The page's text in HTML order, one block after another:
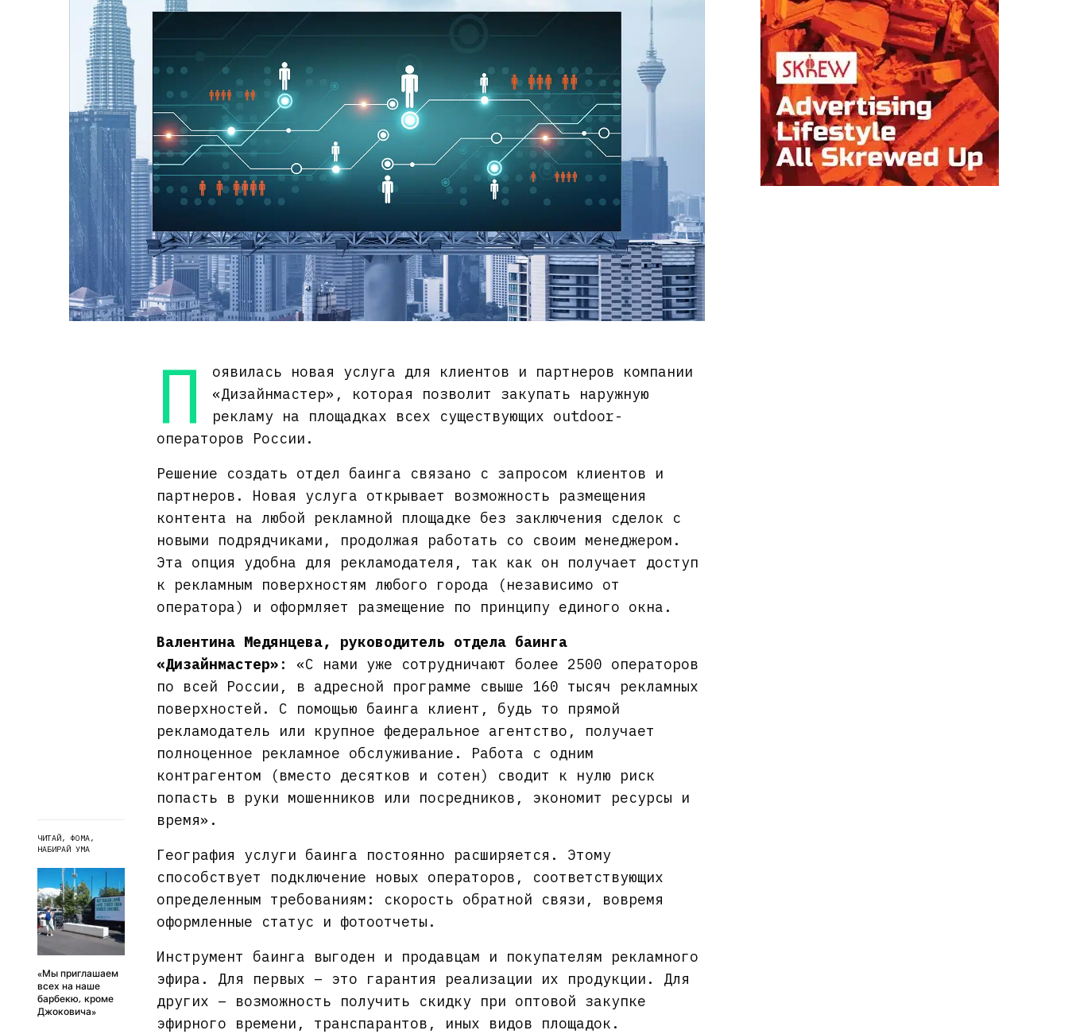
ЧИТАЙ, ФОМА,
НАБИРАЙ УМА
«Мы приглашаем
всех на наше
барбекю, кроме
Джоковича»
П
оявилась новая услуга для клиентов и партнеров компании
«Дизайнмастер», которая позволит закупать наружную
рекламу на площадках всех существующих outdoor-
операторов России.
Решение создать отдел баинга связано с запросом клиентов и
партнеров. Новая услуга открывает возможность размещения
контента на любой рекламной площадке без заключения сделок с
новыми подрядчиками, продолжая работать со своим менеджером.
Эта опция удобна для рекламодателя, так как он получает доступ
к рекламным поверхностям любого города (независимо от
оператора) и оформляет размещение по принципу единого окна.
Валентина Медянцева, руководитель отдела баинга
«Дизайнмастер» : «С нами уже сотрудничают более 2500 операторов
по всей России, в адресной программе свыше 160 тысяч рекламных
поверхностей. С помощью баинга клиент, будь то прямой
рекламодатель или крупное федеральное агентство, получает
полноценное рекламное обслуживание. Работа с одним
контрагентом (вместо десятков и сотен) сводит к нулю риск
попасть в руки мошенников или посредников, экономит ресурсы и
время».
География услуги баинга постоянно расширяется. Этому
способствует подключение новых операторов, соответствующих
определенным требованиям: скорость обратной связи, вовремя
оформленные статус и фотоотчеты.
Инструмент баинга выгоден и продавцам и покупателям рекламного
эфира. Для первых – это гарантия реализации их продукции. Для
других – возможность получить скидку при оптовой закупке
эфирного времени, транспарантов, иных видов площадок.